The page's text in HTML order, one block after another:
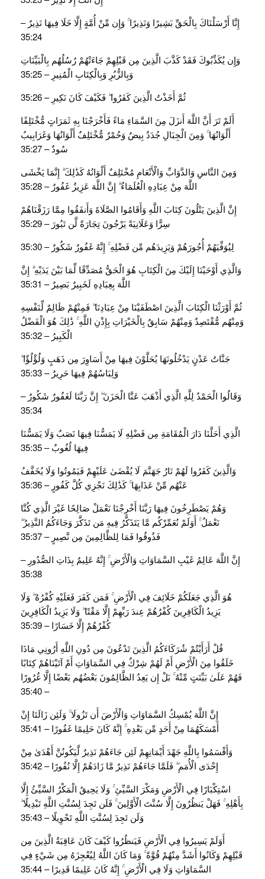
إِنَّا أَرْسَلْنَاكَ بِالْحَقِّ بَشِيرًا وَنَذِيرًا ۚ وَإِن مِّنْ أُمَّةٍ إِلَّا خَلَا فِيهَا نَذِيرٌ –
35:24
وَإِن يُكَذِّبُوكَ فَقَدْ كَذَّبَ الَّذِينَ مِن قَبْلِهِمْ جَاءَتْهُمْ رُسُلُهُم بِالْبَيِّنَاتِ
وَبِالزُّبُرِ وَبِالْكِتَابِ الْمُنِيرِ – 35:25
ثُمَّ أَخَذْتُ الَّذِينَ كَفَرُوا ۖ فَكَيْفَ كَانَ نَكِيرِ – 35:26
أَلَمْ تَرَ أَنَّ اللَّهَ أَنزَلَ مِنَ السَّمَاءِ مَاءً فَأَخْرَجْنَا بِهِ ثَمَرَاتٍ مُّخْتَلِفًا
أَلْوَانُهَا ۚ وَمِنَ الْجِبَالِ جُدَدٌ بِيضٌ وَحُمْرٌ مُّخْتَلِفٌ أَلْوَانُهَا وَغَرَابِيبُ
سُودٌ – 35:27
وَمِنَ النَّاسِ وَالدَّوَابِّ وَالْأَنْعَامِ مُخْتَلِفٌ أَلْوَانُهُ كَذَٰلِكَ ۗ إِنَّمَا يَخْشَى
اللَّهَ مِنْ عِبَادِهِ الْعُلَمَاءُ ۗ إِنَّ اللَّهَ عَزِيزٌ غَفُورٌ – 35:28
إِنَّ الَّذِينَ يَتْلُونَ كِتَابَ اللَّهِ وَأَقَامُوا الصَّلَاةَ وَأَنفَقُوا مِمَّا رَزَقْنَاهُمْ
سِرًّا وَعَلَانِيَةً يَرْجُونَ تِجَارَةً لَّن تَبُورَ – 35:29
لِيُوَفِّيَهُمْ أُجُورَهُمْ وَيَزِيدَهُم مِّن فَضْلِهِ ۚ إِنَّهُ غَفُورٌ شَكُورٌ – 35:30
وَالَّذِي أَوْحَيْنَا إِلَيْكَ مِنَ الْكِتَابِ هُوَ الْحَقُّ مُصَدِّقًا لِّمَا بَيْنَ يَدَيْهِ ۗ إِنَّ
اللَّهَ بِعِبَادِهِ لَخَبِيرٌ بَصِيرٌ – 35:31
ثُمَّ أَوْرَثْنَا الْكِتَابَ الَّذِينَ اصْطَفَيْنَا مِنْ عِبَادِنَا ۖ فَمِنْهُمْ ظَالِمٌ لِّنَفْسِهِ
وَمِنْهُم مُّقْتَصِدٌ وَمِنْهُمْ سَابِقٌ بِالْخَيْرَاتِ بِإِذْنِ اللَّهِ ۚ ذَٰلِكَ هُوَ الْفَضْلُ
الْكَبِيرُ – 35:32
جَنَّاتُ عَدْنٍ يَدْخُلُونَهَا يُحَلَّوْنَ فِيهَا مِنْ أَسَاوِرَ مِن ذَهَبٍ وَلُؤْلُؤًا ۖ
وَلِبَاسُهُمْ فِيهَا حَرِيرٌ – 35:33
وَقَالُوا الْحَمْدُ لِلَّهِ الَّذِي أَذْهَبَ عَنَّا الْحَزَنَ ۖ إِنَّ رَبَّنَا لَغَفُورٌ شَكُورٌ –
35:34
الَّذِي أَحَلَّنَا دَارَ الْمُقَامَةِ مِن فَضْلِهِ لَا يَمَسُّنَا فِيهَا نَصَبٌ وَلَا يَمَسُّنَا
فِيهَا لُغُوبٌ – 35:35
وَالَّذِينَ كَفَرُوا لَهُمْ نَارُ جَهَنَّمَ لَا يُقْضَىٰ عَلَيْهِمْ فَيَمُوتُوا وَلَا يُخَفَّفُ
عَنْهُم مِّنْ عَذَابِهَا ۚ كَذَٰلِكَ نَجْزِي كُلَّ كَفُورٍ – 35:36
وَهُمْ يَصْطَرِخُونَ فِيهَا رَبَّنَا أَخْرِجْنَا نَعْمَلْ صَالِحًا غَيْرَ الَّذِي كُنَّا
نَعْمَلُ ۚ أَوَلَمْ نُعَمِّرْكُم مَّا يَتَذَكَّرُ فِيهِ مَن تَذَكَّرَ وَجَاءَكُمُ النَّذِيرُ ۖ
فَذُوقُوا فَمَا لِلظَّالِمِينَ مِن نَّصِيرٍ – 35:37
إِنَّ اللَّهَ عَالِمُ غَيْبِ السَّمَاوَاتِ وَالْأَرْضِ ۚ إِنَّهُ عَلِيمٌ بِذَاتِ الصُّدُورِ –
35:38
هُوَ الَّذِي جَعَلَكُمْ خَلَائِفَ فِي الْأَرْضِ ۚ فَمَن كَفَرَ فَعَلَيْهِ كُفْرُهُ ۖ وَلَا
يَزِيدُ الْكَافِرِينَ كُفْرُهُمْ عِندَ رَبِّهِمْ إِلَّا مَقْتًا ۖ وَلَا يَزِيدُ الْكَافِرِينَ
كُفْرُهُمْ إِلَّا خَسَارًا – 35:39
قُلْ أَرَأَيْتُمْ شُرَكَاءَكُمُ الَّذِينَ تَدْعُونَ مِن دُونِ اللَّهِ أَرُونِي مَاذَا
خَلَقُوا مِنَ الْأَرْضِ أَمْ لَهُمْ شِرْكٌ فِي السَّمَاوَاتِ أَمْ آتَيْنَاهُمْ كِتَابًا
فَهُمْ عَلَىٰ بَيِّنَتٍ مِّنْهُ ۚ بَلْ إِن يَعِدُ الظَّالِمُونَ بَعْضُهُم بَعْضًا إِلَّا غُرُورًا
– 35:40
إِنَّ اللَّهَ يُمْسِكُ السَّمَاوَاتِ وَالْأَرْضَ أَن تَزُولَا ۚ وَلَئِن زَالَتَا إِنْ
أَمْسَكَهُمَا مِنْ أَحَدٍ مِّن بَعْدِهِ ۚ إِنَّهُ كَانَ حَلِيمًا غَفُورًا – 35:41
وَأَقْسَمُوا بِاللَّهِ جَهْدَ أَيْمَانِهِمْ لَئِن جَاءَهُمْ نَذِيرٌ لَّيَكُونُنَّ أَهْدَىٰ مِنْ
إِحْدَى الْأُمَمِ ۖ فَلَمَّا جَاءَهُمْ نَذِيرٌ مَّا زَادَهُمْ إِلَّا نُفُورًا – 35:42
اسْتِكْبَارًا فِي الْأَرْضِ وَمَكْرَ السَّيِّئِ ۚ وَلَا يَحِيقُ الْمَكْرُ السَّيِّئُ إِلَّا
بِأَهْلِهِ ۚ فَهَلْ يَنظُرُونَ إِلَّا سُنَّتَ الْأَوَّلِينَ ۚ فَلَن تَجِدَ لِسُنَّتِ اللَّهِ تَبْدِيلًا ۖ
وَلَن تَجِدَ لِسُنَّتِ اللَّهِ تَحْوِيلًا – 35:43
أَوَلَمْ يَسِيرُوا فِي الْأَرْضِ فَيَنظُرُوا كَيْفَ كَانَ عَاقِبَةُ الَّذِينَ مِن
قَبْلِهِمْ وَكَانُوا أَشَدَّ مِنْهُمْ قُوَّةً ۚ وَمَا كَانَ اللَّهُ لِيُعْجِزَهُ مِن شَيْءٍ فِي
السَّمَاوَاتِ وَلَا فِي الْأَرْضِ ۚ إِنَّهُ كَانَ عَلِيمًا قَدِيرًا – 35:44